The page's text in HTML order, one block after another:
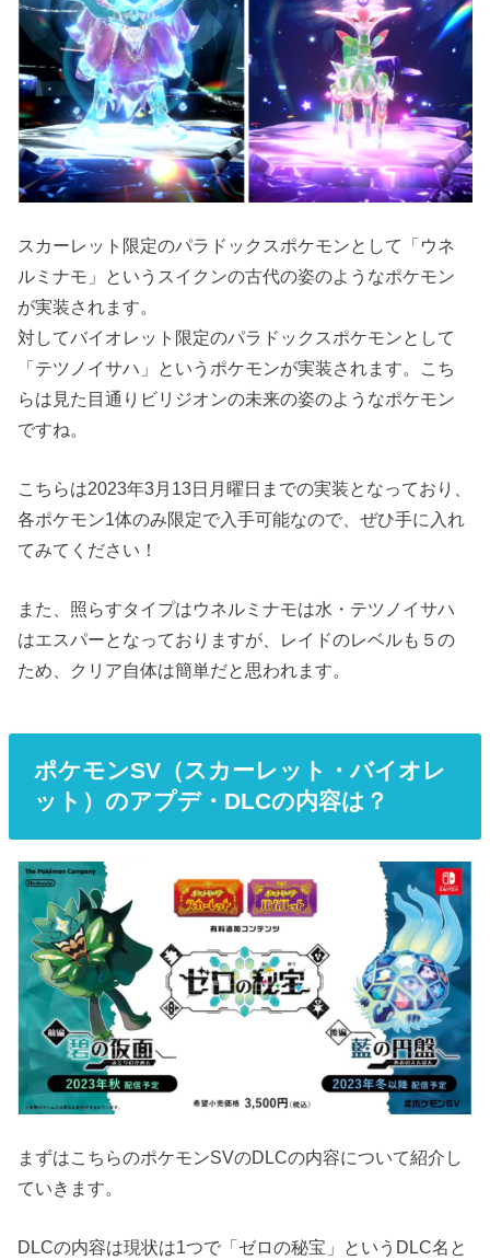
スカーレット限定のパラドックスポケモンとして「ウネ
ルミナモ」というスイクンの古代の姿のようなポケモン
が実装されます。
対してバイオレット限定のパラドックスポケモンとして
「テツノイサハ」というポケモンが実装されます。こち
らは見た目通りビリジオンの未来の姿のようなポケモン
ですね。
こちらは2023年3月13日月曜日までの実装となっており、
各ポケモン1体のみ限定で入手可能なので、ぜひ手に入れ
てみてください！
また、照らすタイプはウネルミナモは水・テツノイサハ
はエスパーとなっておりますが、レイドのレベルも５の
ため、クリア自体は簡単だと思われます。
ポケモンSV（スカーレット・バイオレ
ット）のアプデ・DLCの内容は？
まずはこちらのポケモンSVのDLCの内容について紹介し
ていきます。
DLCの内容は現状は1つで「ゼロの秘宝」というDLC名と